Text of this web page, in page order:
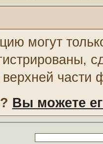
могут
верхней части
Вы можете